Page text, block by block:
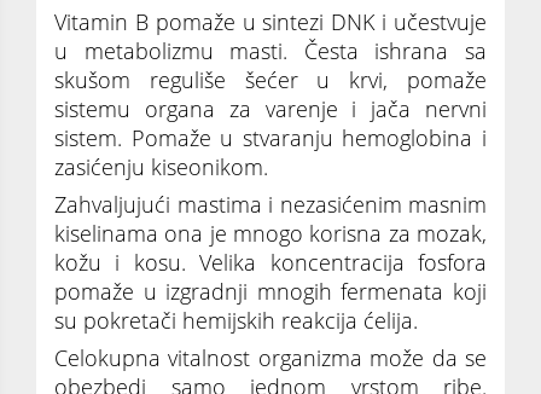
Vitamin B pomaže u sintezi DNK i učestvuje
u metabolizmu masti. Česta ishrana sa
skušom reguliše šećer u krvi, pomaže
sistemu organa za varenje i jača nervni
sistem. Pomaže u stvaranju hemoglobina i
zasićenju kiseonikom.
Zahvaljujući mastima i nezasićenim masnim
kiselinama ona je mnogo korisna za mozak,
kožu i kosu. Velika koncentracija fosfora
pomaže u izgradnji mnogih fermenata koji
su pokretači hemijskih reakcija ćelija.
Celokupna vitalnost organizma može da se
obezbedi samo jednom vrstom ribe.